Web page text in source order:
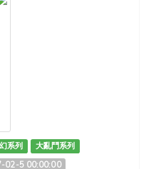
系列
大亂鬥系列
02-5 00:00:00